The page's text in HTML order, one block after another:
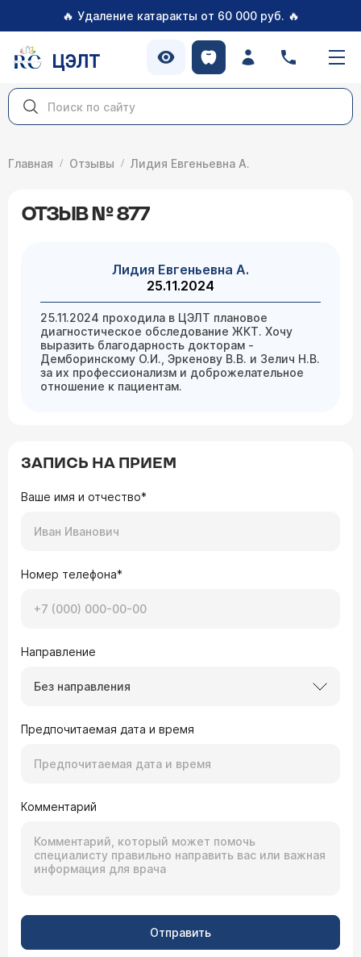
🔥 Удаление катаракты от 60 000 руб. 🔥
ЦЭЛТ
Главная Отзывы Лидия Евгеньевна А.
ОТЗЫВ № 877
Лидия Евгеньевна А.
25.11.2024
25.11.2024 проходила в ЦЭЛТ плановое
диагностическое обследование ЖКТ. Хочу
выразить благодарность докторам -
Демборинскому О.И., Эркенову В.В. и Зелич Н.В.
за их профессионализм и доброжелательное
отношение к пациентам.
ЗАПИСЬ НА ПРИЕМ
Ваше имя и отчество*
Номер телефона*
Направление
Без направления
Предпочитаемая дата и время
Комментарий
Отправить